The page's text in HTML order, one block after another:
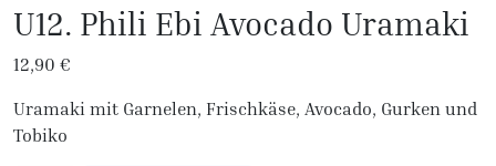
U12. Phili Ebi Avocado Uramaki
12,90 €
Uramaki mit Garnelen, Frischkäse, Avocado, Gurken und
Tobiko